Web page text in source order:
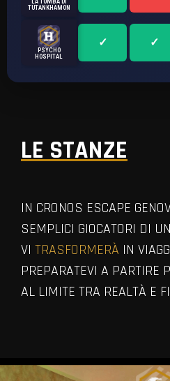
LA TOMBA DI
TUTANKHAMON
PSYCHO
HOSPITAL
LE STANZE
IN CRONOS ESCAPE
SEMPLICI GIOCATORI DI
VI TRASFORMERÀ IN
PREPARATEVI A PARTIRE
AL LIMITE TRA REALTÀ E